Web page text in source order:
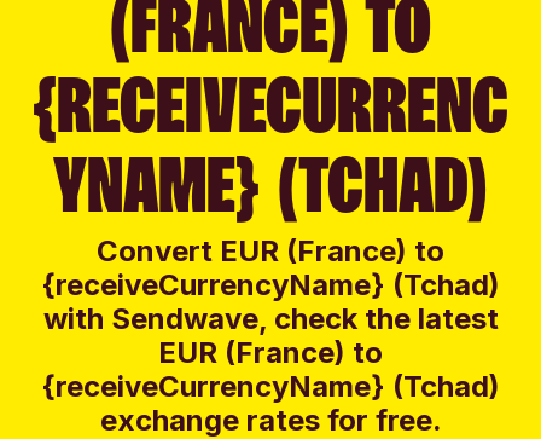
(FRANCE) TO
{RECEIVECURRENC
YNAME} (TCHAD)
Convert EUR (France) to
{receiveCurrencyName} (Tchad)
with Sendwave, check the latest
EUR (France) to
{receiveCurrencyName} (Tchad)
exchange rates for free.